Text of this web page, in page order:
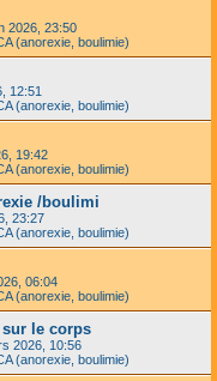
2026, 23:50
(anorexie, boulimie)
12:51
(anorexie, boulimie)
19:42
(anorexie, boulimie)
/boulimi
23:27
(anorexie, boulimie)
06:04
(anorexie, boulimie)
le corps
2026, 10:56
(anorexie, boulimie)